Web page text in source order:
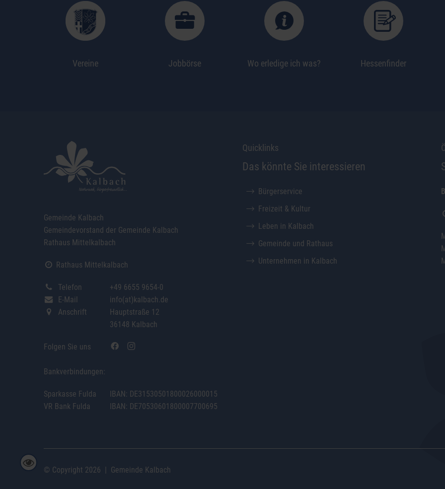
Vereine Jobbörse Wo erledige ich was? Hessenfinder
Gemeinde Kalbach
Gemeindevorstand der Gemeinde Kalbach
Rathaus Mittelkalbach
Rathaus Mittelkalbach
Telefon
+49 6655 9654-0
E-Mail
info(at)kalbach.de
Anschrift
Hauptstraße 12
36148 Kalbach
Folgen Sie uns
Bankverbindungen:
Sparkasse Fulda
VR Bank Fulda
IBAN: DE31530501800026000015
IBAN: DE70530601800007700695
Quicklinks
Das könnte Sie interessieren
Bürgerservice
Freizeit & Kultur
Leben in Kalbach
Gemeinde und Rathaus
Unternehmen in Kalbach
© Copyright 2026 | Gemeinde Kalbach